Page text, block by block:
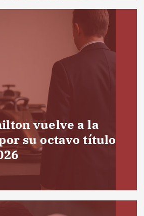
vuelve a la
su octavo título